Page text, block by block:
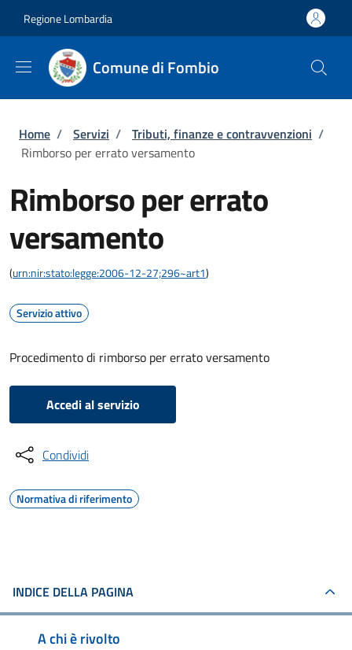
Regione Lombardia
Comune di Fombio
Briciole di pane
Home / Servizi / Tributi, finanze e contravvenzioni /
Rimborso per errato versamento
Rimborso per errato
versamento
(urn:nir:stato:legge:2006-12-27;296~art1)
Servizio attivo
Procedimento di rimborso per errato versamento
Accedi al servizio
Condividi
Normativa di riferimento
INDICE DELLA PAGINA
A chi è rivolto